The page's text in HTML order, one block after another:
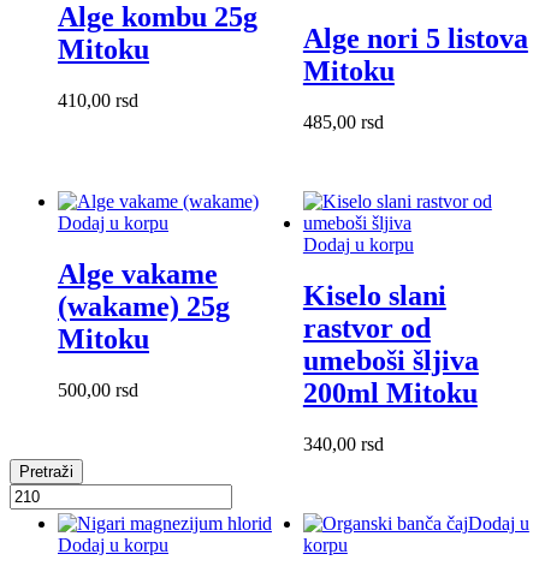
Alge kombu 25g
Mitoku
410,00 rsd
Alge nori 5 listova
Mitoku
485,00 rsd
Dodaj u korpu
Alge vakame
(wakame) 25g
Mitoku
500,00 rsd
Dodaj u korpu
Kiselo slani
rastvor od
umeboši šljiva
200ml Mitoku
340,00 rsd
Dodaj u korpu
Dodaj u
korpu
Pretraži